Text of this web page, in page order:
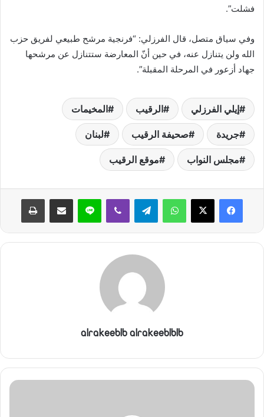
فشلت”.
وفي سياق متصل، قال الفرزلي: “فرنجية مرشح طبيعي لفريق حزب
الله ولن يتنازل عنه، في حين أنّ المعارضة ستتنازل عن مرشحها
جهاد أزعور في المرحلة المقبلة”.
إيلي الفرزلي الرقيب المخيمات
جريدة صحيفة الرقيب لبنان
مجلس النواب موقع الرقيب
واتساب لاين
alrakeeblb alrakeeblblb